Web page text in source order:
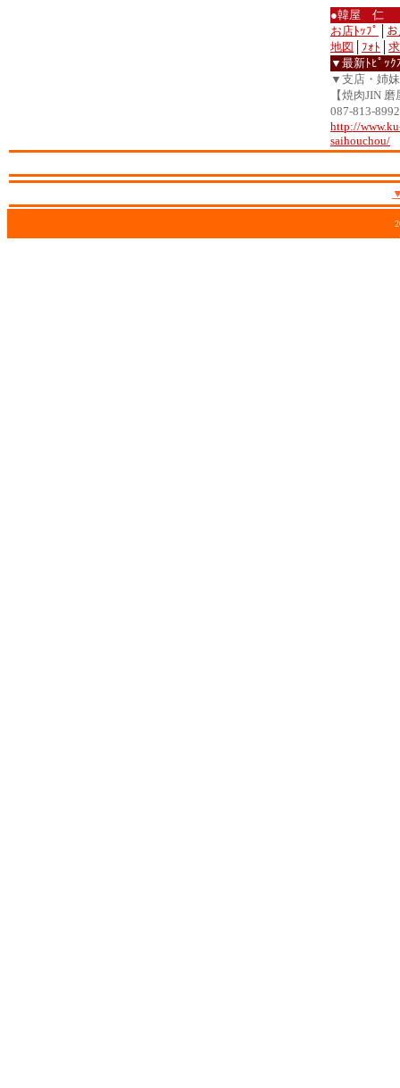
●韓屋 仁
お店ﾄｯﾌﾟ
地図
ﾌｫﾄ
▼最新ﾄﾋﾟｯｸ
▼支店・姉
【焼肉JIN
087-813-
http://
saihouchou/